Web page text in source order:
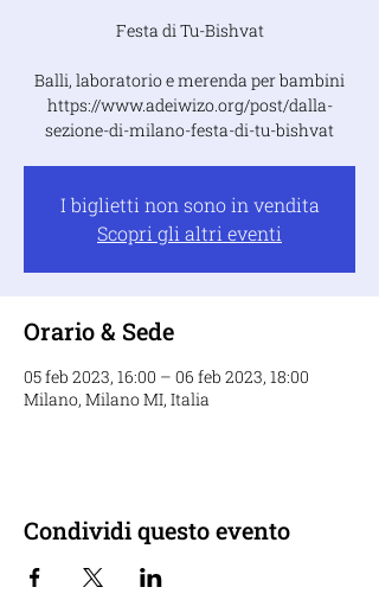
Festa di Tu-Bishvat
Balli, laboratorio e merenda per bambini
https://www.adeiwizo.org/post/dalla-
sezione-di-milano-festa-di-tu-bishvat
I biglietti non sono in vendita
Scopri gli altri eventi
Orario & Sede
05 feb 2023, 16:00 – 06 feb 2023, 18:00
Milano, Milano MI, Italia
Condividi questo evento